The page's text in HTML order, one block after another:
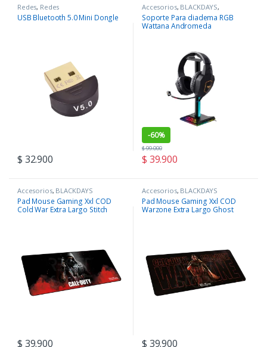
Redes, Redes
USB Bluetooth 5.0 Mini Dongle
$ 32.900
Accesorios, BLACKDAYS,
COMPONENTES , Periféricos
Soporte Para diadema RGB
Wattana Andromeda
-60%
$ 39.900
$99.000
Accesorios, BLACKDAYS
Pad Mouse Gaming Xxl COD
Cold War Extra Largo Stitch
$ 39.900
Accesorios, BLACKDAYS
Pad Mouse Gaming Xxl COD
Warzone Extra Largo Ghost
$ 39.900